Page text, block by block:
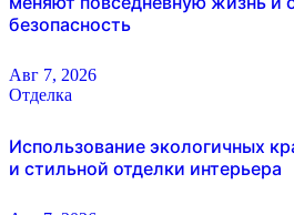
безопасность
Авг 7, 2026
Отделка
Использование экологичных
и стильной отделки интерьера